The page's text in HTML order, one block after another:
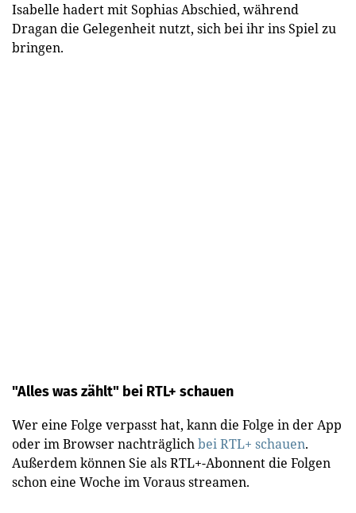
Isabelle hadert mit Sophias Abschied, während
Dragan die Gelegenheit nutzt, sich bei ihr ins Spiel zu
bringen.
"Alles was zählt" bei RTL+ schauen
Wer eine Folge verpasst hat, kann die Folge in der App
oder im Browser nachträglichbei RTL+ schauen.
Außerdem können Sie als RTL+-Abonnent die Folgen
schon eine Woche im Voraus streamen.